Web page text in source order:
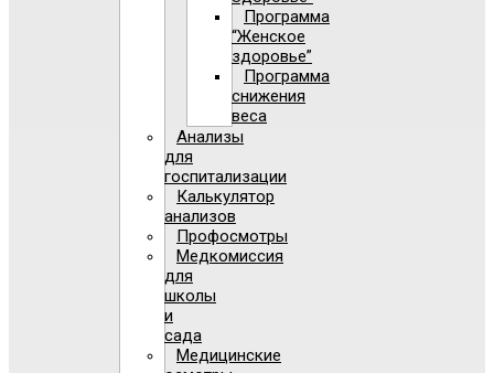
Программа
“Женское
здоровье”
Программа
снижения
веса
Анализы
для
госпитализации
Калькулятор
анализов
Профосмотры
Медкомиссия
для
школы
и
сада
Медицинские